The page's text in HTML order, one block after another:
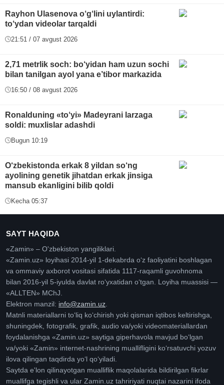
Rayhon Ulasenova o‘g‘lini uylantirdi:
to‘ydan videolar tarqaldi
21:51 / 07 avgust 2026
2,71 metrlik soch: bo‘yidan ham uzun sochi
bilan tanilgan ayol yana e’tibor markazida
16:50 / 08 avgust 2026
Ronalduning «to‘yi» Madeyrani larzaga
soldi: muxlislar adashdi
Bugun 10:19
O‘zbekistonda erkak 8 yildan so‘ng
ayolining genetik jihatdan erkak jinsiga
mansub ekanligini bilib qoldi
Kecha 05:37
SAYT HAQIDA
«Zamin» – O'zbekiston yangiliklari.
«Zamin.uz» loyihasi 2014-yil 1-dekabrda oʻz faoliyatini boshlagan
va ommaviy axborot vositasi sifatida 1117-raqamli guvohnoma
bilan 2016-yil 5-iyulda davlat roʻyxatidan oʻtgan. Loyiha muassisi —
«ALLTEN» MChJ.
Elektron manzil: info@zamin.uz
Matnli materiallarni toʻliq koʻchirish yoki qisman iqtibos keltirishga,
shuningdek, fotografik, grafik, audio va/yoki videomateriallardan
foydalanishga «Zamin.uz» saytiga giperhavola mavjud boʻlgan
va/yoki «Zamin» internet-nashrining muallifligini koʻrsatuvchi yozuv
ilova qilingan taqdirda yoʻl qoʻyiladi.
Saytda e'lon qilinayotgan mualliflik maqolalarida bildirilgan fikrlar
muallifga tegishli va ular Zamin.uz tahririyati nuqtai nazarini ifoda